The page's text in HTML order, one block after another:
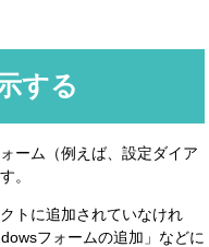
する
ーム（例えば、設定ダイア
。
トに追加されていなけれ
フォームの追加」などに